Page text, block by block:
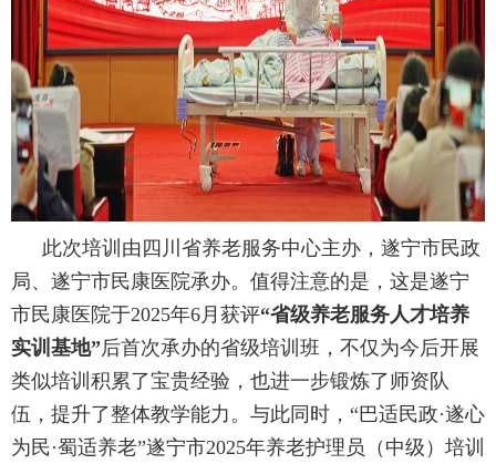
此次培训由四川省养老服务中心主办，遂宁市民政
局、遂宁市民康医院承办。值得注意的是，这是遂宁
市民康医院于2025年6月获评“省级养老服务人才培养
实训基地”后首次承办的省级培训班，不仅为今后开展
类似培训积累了宝贵经验，也进一步锻炼了师资队
伍，提升了整体教学能力。与此同时，“巴适民政·遂心
为民·蜀适养老”遂宁市2025年养老护理员（中级）培训